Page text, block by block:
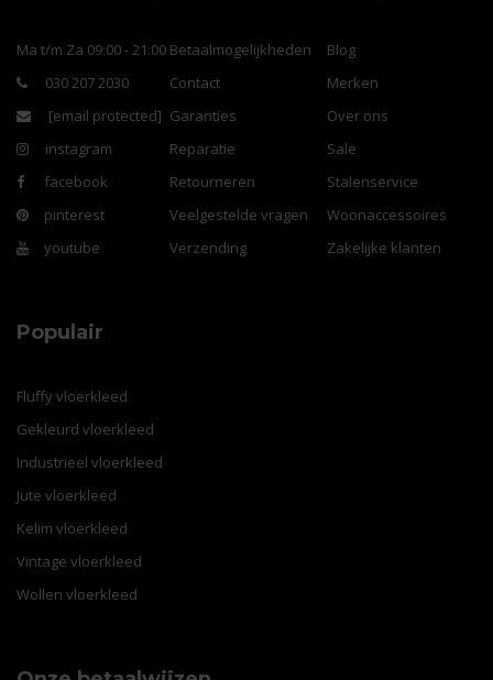
Ma t/m Za 09:00 - 21:00
030 207 2030
[email protected]
instagram
facebook
pinterest
youtube
Betaalmogelijkheden
Contact
Garanties
Reparatie
Retourneren
Veelgestelde vragen
Verzending
Blog
Merken
Over ons
Sale
Stalenservice
Woonaccessoires
Zakelijke klanten
Populair
Fluffy vloerkleed
Gekleurd vloerkleed
Industrieel vloerkleed
Jute vloerkleed
Kelim vloerkleed
Vintage vloerkleed
Wollen vloerkleed